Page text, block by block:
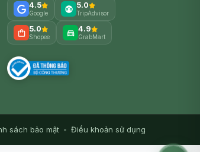
4.5
Google
5.0
TripAdvisor
5.0
Shopee
4.9
GrabMart
sách bảo mật • Điều khoản sử dụng